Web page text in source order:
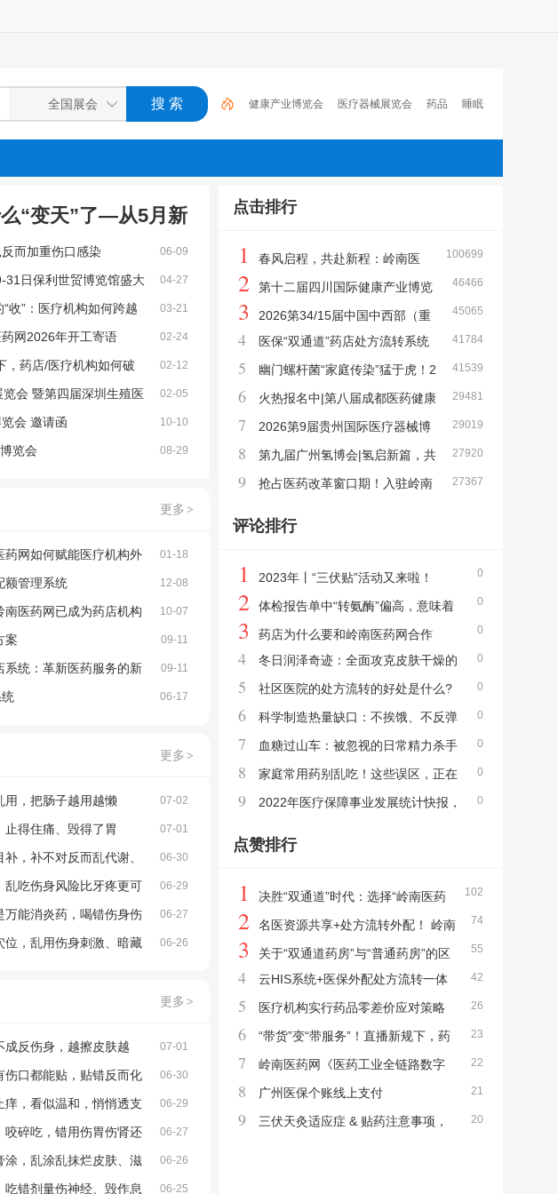
健康产业博览会 医疗器械展览会 药品 睡眠
医药 肿瘤 药店 医疗器械博览会 2023 全
国药品交易会
“变天”了—从5月新
生存与未来
06-09
而加重伤口感染
04-27
31日保利世贸博览馆盛大
03-21
收”：医疗机构如何跨越
02-24
网2026年开工寄语
02-12
，药店/医疗机构如何破
02-05
会 暨第四届深圳生殖医
10-10
会 邀请函
08-29
览会
更多 >
01-18
网如何赋能医疗机构外
12-08
额管理系统
10-07
医药网已成为药店机构
09-11
案
09-11
统：革新医药服务的新
06-17
更多 >
07-02
用，把肠子越用越懒
07-01
止得住痛、毁得了胃
06-30
，补不对反而乱代谢、
06-29
乱吃伤身风险比牙疼更可
06-27
能消炎药，喝错伤身伤
06-26
，乱用伤身刺激、暗藏
更多 >
07-01
成反伤身，越擦皮肤越
06-30
口都能贴，贴错反而化
06-29
，看似温和，悄悄透支
06-27
碎吃，错用伤胃伤肾还
06-26
，乱涂乱抹烂皮肤、滋
06-25
错剂量伤神经、毁作息
点击排行
100699
1
春风启程，共赴新程：岭南医
药网2026年开工寄语
46466
2
第十二届四川国际健康产业博览
会 邀请函
45065
3
2026第34/15届中国中西部（重
庆·昆明）医疗器械展览会
41784
4 医保“双通道”药店处方流转系统
41539
5
幽门螺杆菌“家庭传染”猛于虎！2
025最新根除方案，全家同治指南
29481
6
火热报名中|第八届成都医药健康
产业博览会2026年3月17-19日举办，速来抢
占西部医药健康黄金赛道！
29019
7
2026第9届贵州国际医疗器械博
览会
27920
8
第九届广州氢博会|氢启新篇，共
赴未来
27367
9
抢占医药改革窗口期！入驻岭南
评论排行
0
1 2023年丨“三伏贴”活动又来啦！
0
2
体检报告单中“转氨酶”偏高，意味着
什么？医生给出了明确答案
0
3 药店为什么要和岭南医药网合作
0
4
冬日润泽奇迹：全面攻克皮肤干燥的
专属指南
0
5 社区医院的处方流转的好处是什么?
0
6
科学制造热量缺口：不挨饿、不反弹
的减肥核心算法
0
7 血糖过山车：被忽视的日常精力杀手
0
8
家庭常用药别乱吃！这些误区，正在
悄悄伤身体
0
9
2022年医疗保障事业发展统计快报，
点赞排行
102
1
决胜“双通道”时代：选择“岭南医药
网”平台型云HIS的五大战略价值
74
2
名医资源共享+处方流转外配！ 岭南
医药网云HIS系统打造基层医疗“超级资源池”
55
3
关于“双通道药房”与“普通药房”的区
别 岭南医药网
42
4
云HIS系统+医保外配处方流转一体
化
26
5 医疗机构实行药品零差价应对策略
23
6
“带货”变“带服务”！直播新规下，药
店/医疗机构如何破局？
22
7
岭南医药网《医药工业全链路数字
化3.0可控销售模式》
21
8 广州医保个账线上支付
20
9
三伏天灸适应症 & 贴药注意事项，